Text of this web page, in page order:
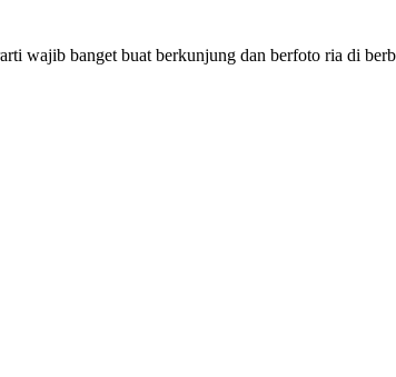
wajib banget buat berkunjung dan berfoto ria di